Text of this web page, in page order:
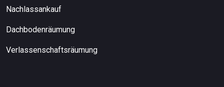
Nachlassankauf
Dachbodenräumung
Verlassenschaftsräumung